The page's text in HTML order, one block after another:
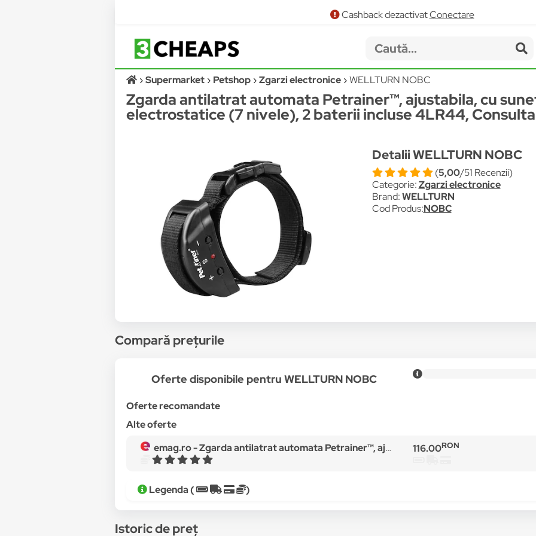
Cashback dezactivatConectare
Supermarket Petshop Zgarzi electronice WELLTURN NOBC
Zgarda antilatrat automata Petrainer™, ajustabila, cu
electrostatice (7 nivele), 2 baterii incluse 4LR44,
Detalii WELLTURN NOBC
(5,00/51 Recenzii)
Categorie:Zgarzi electronice
Brand:WELLTURN
Cod Produs:NOBC
Compară prețurile
Oferte disponibile pentru WELLTURN NOBC
Oferte recomandate
Alte oferte
emag.ro -Zgarda antilatrat automata Petrainer™, ajustabila, cu sunet si impulsuri electrostatice (7 nivele), 2 baterii incluse 4LR44, Consultanta gratuita 116.00RON
Legenda ( )
Istoric de preț